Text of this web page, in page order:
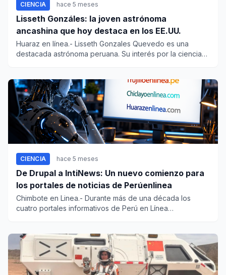
CIENCIA hace 5 meses
Lisseth Gonzáles: la joven astrónoma
ancashina que hoy destaca en los EE.UU.
Huaraz en línea.- Lisseth Gonzales Quevedo es una
destacada astrónoma peruana. Su interés por la ciencia
CIENCIA hace 5 meses
De Drupal a IntiNews: Un nuevo comienzo para
los portales de noticias de Perúenlinea
Chimbote en Linea.- Durante más de una década los
cuatro portales informativos de Perú en Línea